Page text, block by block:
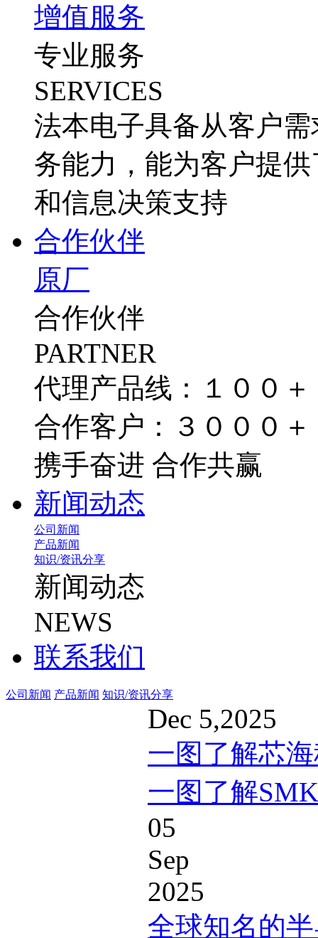
增值服务
专业服务
SERVICES
法本电子具备从客户
务能力，能为客户提
和信息决策支持
合作伙伴
原厂
合作伙伴
PARTNER
代理产品线：１００＋
合作客户：３０００＋
携手奋进 合作共赢
新闻动态
公司新闻
产品新闻
知识/资讯分享
新闻动态
NEWS
联系我们
公司新闻 产品新闻 知识/资讯分享
Dec 5,2025
一图了解芯
一图了解SMK
05
Sep
2025
全球知名的